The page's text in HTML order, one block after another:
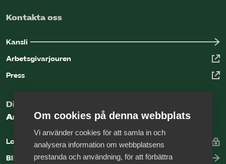
Kontakta oss
Kansli
Arbetsgivarjouren
Press
Digital kunskapsbank för arbetsgivare
Arbetsgivarguiden
Logga in
Bli medlem
Om cookies på denna webbplats
Vi använder cookies för att samla in och
analysera information om webbplatsens
prestanda och användning, för att förbättra